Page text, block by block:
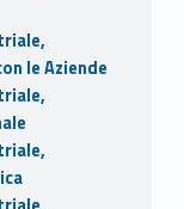
le Aziende